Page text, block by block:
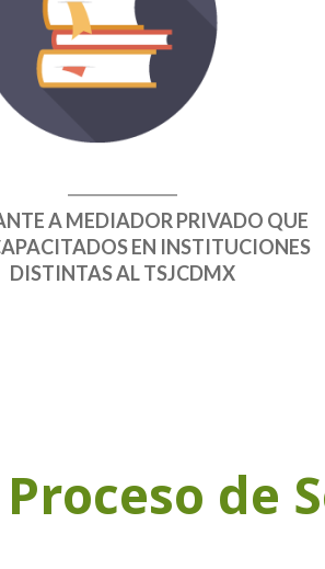
A MEDIADOR PRIVADO QUE
EN INSTITUCIONES
DISTINTAS AL TSJCDMX
Proceso de